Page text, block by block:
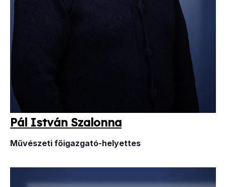
Pál Ist­ván Sza­lon­na
Művészeti főigazgató-helyettes